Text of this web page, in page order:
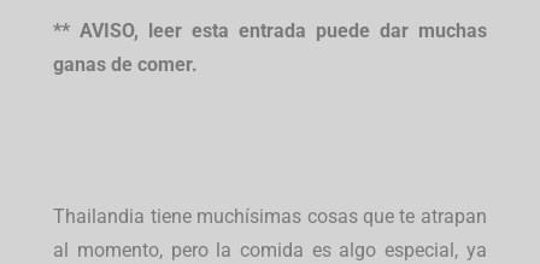
** AVISO, leer esta entrada puede dar muchas
ganas de comer.
Thailandia tiene muchísimas cosas que te atrapan
al momento, pero la comida es algo especial, ya